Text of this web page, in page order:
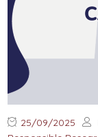
25/09/2025